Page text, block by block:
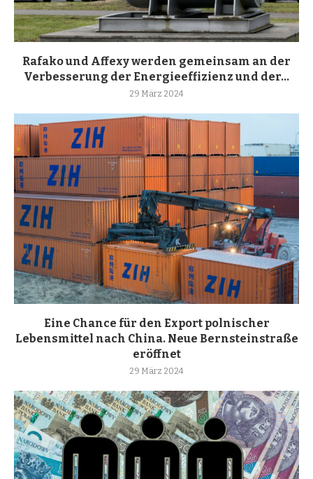
Rafako und Affexy werden gemeinsam an der
Verbesserung der Energieeffizienz und der...
29 März 2024
Eine Chance für den Export polnischer
Lebensmittel nach China. Neue Bernsteinstraße
eröffnet
29 März 2024